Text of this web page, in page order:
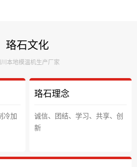
珞石文化
川本地模温机生产厂家
冷加
珞石理念
诚信、团结、学习、共享、创
新